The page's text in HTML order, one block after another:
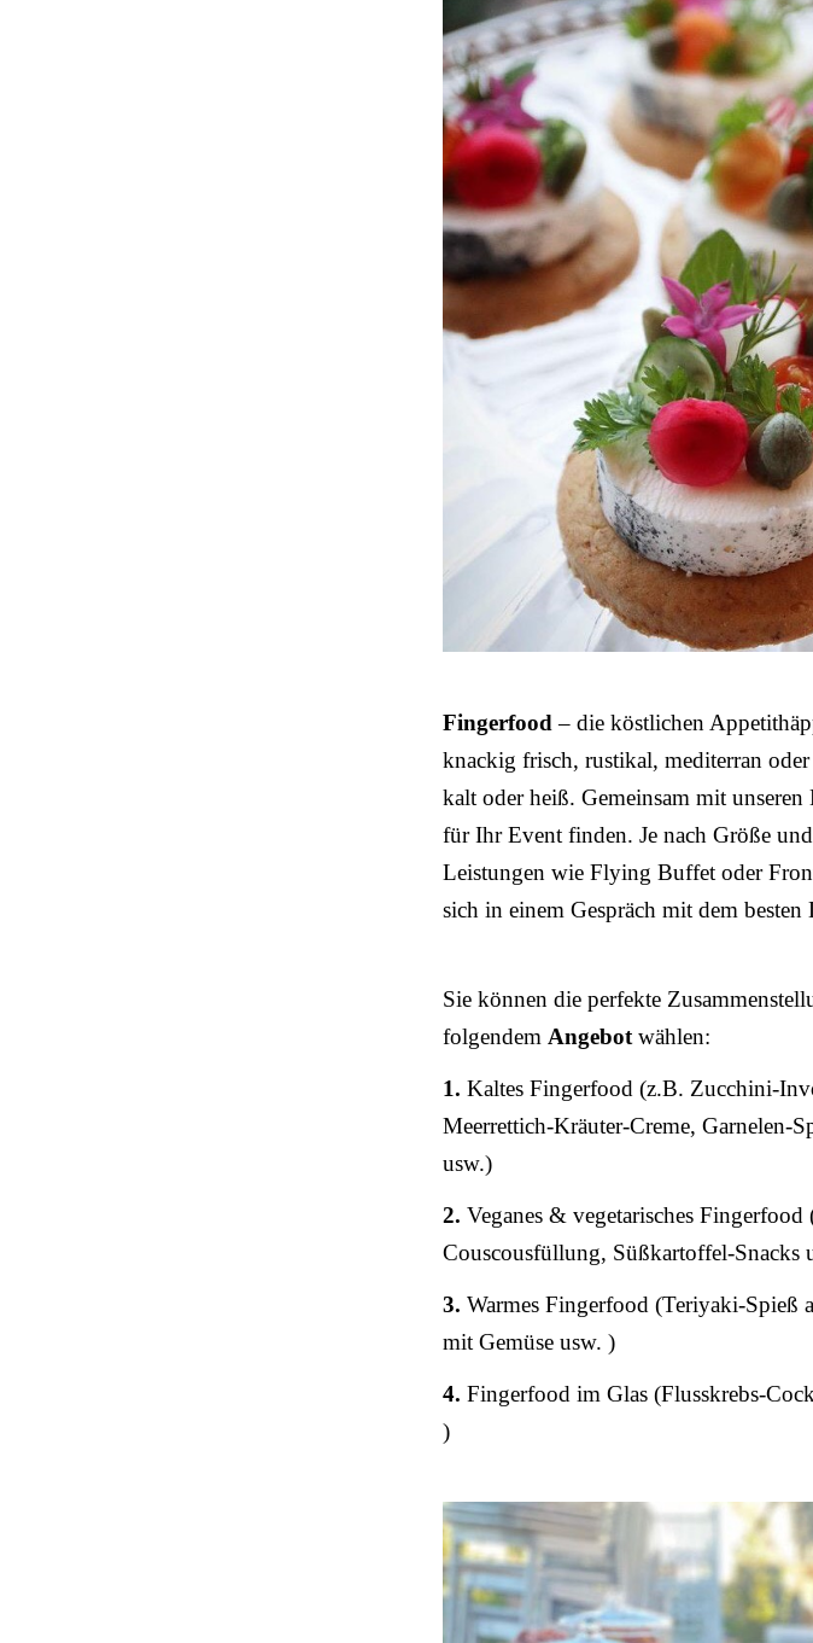
Fingerfood – die köstlichen
knackig frisch, rustikal, mediterran
kalt oder heiß. Gemeinsam mit
für Ihr Event finden. Je nach Größe
Leistungen wie Flying Buffet oder
sich in einem Gespräch mit dem besten
Sie können die perfekte
folgendem Angebot wählen:
1. Kaltes Fingerfood (z.B. Zucchini-
Meerrettich-Kräuter-Creme, Garnelen-
usw.)
2. Veganes & vegetarisches
Couscousfüllung, Süßkartoffel-Snacks
3. Warmes Fingerfood (Teriyaki-Spieß
mit Gemüse usw. )
4. Fingerfood im Glas (Flusskrebs-
)